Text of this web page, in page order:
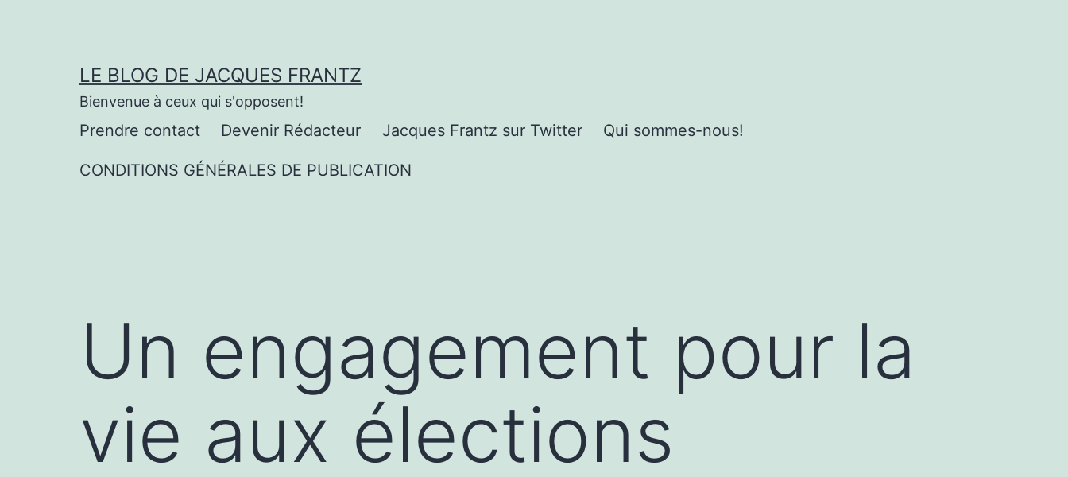
LE BLOG DE JACQUES FRANTZ
Bienvenue à ceux qui s'opposent!
Prendre contact Devenir Rédacteur Jacques Frantz sur Twitter Qui sommes-nous!
CONDITIONS GÉNÉRALES DE PUBLICATION
Un engagement pour la
vie aux élections